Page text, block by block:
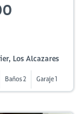
Los Alcazares
Baños 2 Garaje 1